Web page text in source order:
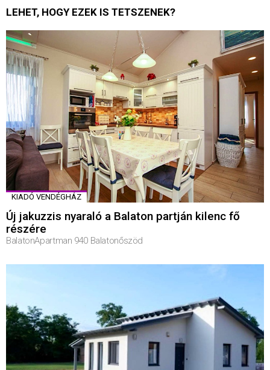
LEHET, HOGY EZEK IS TETSZENEK?
KIADÓ VENDÉGHÁZ
Új jakuzzis nyaraló a Balaton partján kilenc fő
részére
BalatonApartman 940 Balatonőszöd